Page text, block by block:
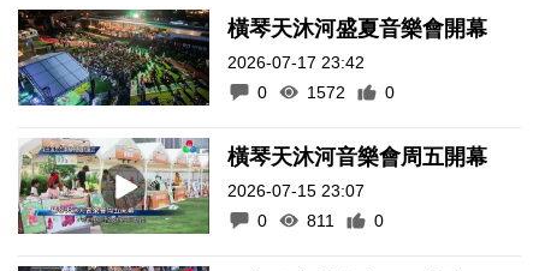
橫琴天沐河盛夏音樂會開幕
2026-07-17 23:42
0
1572 0
橫琴天沐河音樂會周五開幕
2026-07-15 23:07
0
811 0